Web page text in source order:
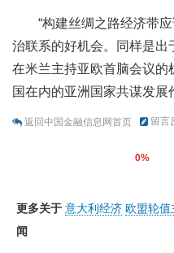
“构建丝绸之路经济带
治联系的好机会。同样是
在米兰主持亚欧首脑会议的
国在内的亚洲国家共谋发展
返回中国金融信息网首页 留言
0%
更多关于 意大利经济 欧盟轮值
闻